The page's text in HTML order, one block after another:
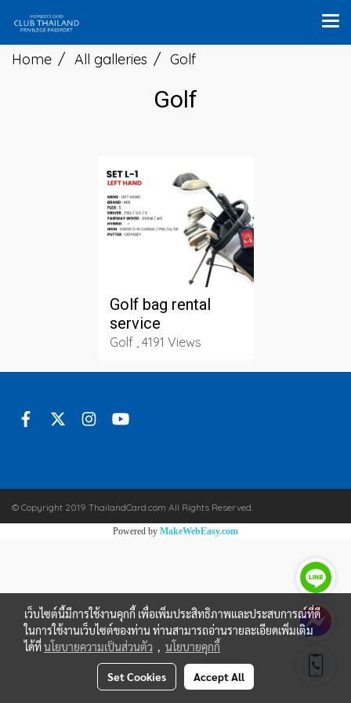
Home All galleries Golf
Golf
Golf bag rental
service
Golf , 4191 Views
© Copyright 2019 ThailandCard.com All Rights Reserved.
Powered by MakeWebEasy.com
เว็บไซต์นี้มีการใช้งานคุกกี้ เพื่อเพิ่มประสิทธิภาพและประสบการณ์ที่ดี
ในการใช้งานเว็บไซต์ของท่าน ท่านสามารถอ่านรายละเอียดเพิ่มเติม
ได้ที่นโยบายความเป็นส่วนตัว , นโยบายคุกกี้
Set Cookies Accept All